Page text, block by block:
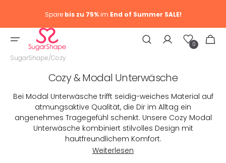
Sparebis zu 75%im End of Summer SALE!
Wunschliste
0 0
SugarShape/Cozy
Cozy & Modal Unterwäsche
Bei Modal Unterwäsche trifft seidig-weiches Material auf
atmungsaktive Qualität, die Dir im Alltag ein
angenehmes Tragegefühl schenkt. Unsere Cozy Modal
Unterwäsche kombiniert stilvolles Design mit
hautfreundlichem Komfort.
Weiterlesen